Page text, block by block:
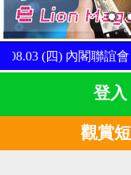
閣聯誼會 11:30 尚品
登
觀賞